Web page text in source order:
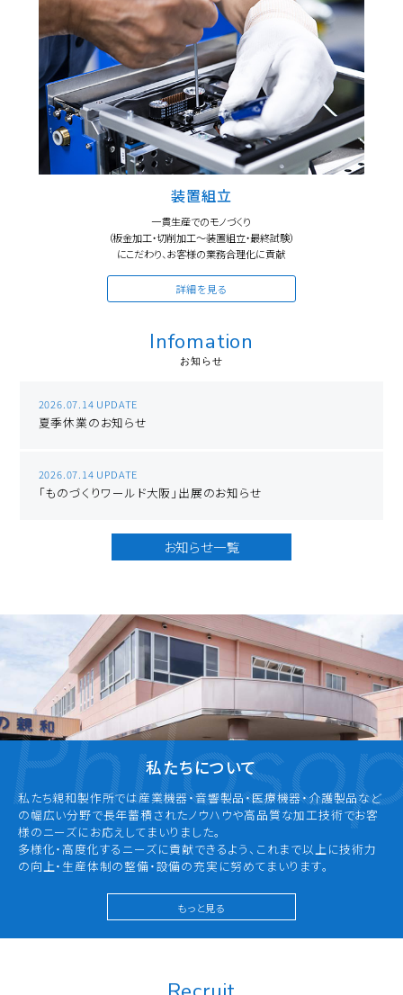
装置組立
一貫生産でのモノづくり
（板金加工・切削加工～装置組立・最終試験）
にこだわり、お客様の業務合理化に貢献
詳細を見る
Infomation
2026.07.14 UPDATE
夏季休業のお知らせ
2026.07.14 UPDATE
「ものづくりワールド大阪」出展のお知らせ
お知らせ一覧
私たちについて
私たち親和製作所では産業機器・音響製品・医療機器・介護製品など
の幅広い分野で長年蓄積されたノウハウや高品質な加工技術でお客
様のニーズにお応えしてまいりました。
多様化・高度化するニーズに貢献できるよう、これまで以上に技術力
の向上・生産体制の整備・設備の充実に努めてまいります。
もっと見る